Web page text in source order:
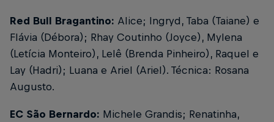
Red Bull Bragantino: Alice; Ingryd, Taba (Taiane) e
Flávia (Débora); Rhay Coutinho (Joyce), Mylena
(Letícia Monteiro), Lelê (Brenda Pinheiro), Raquel e
Lay (Hadri); Luana e Ariel (Ariel). Técnica: Rosana
Augusto.
EC São Bernardo: Michele Grandis; Renatinha,